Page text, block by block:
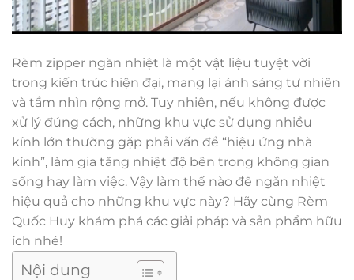
Rèm zipper ngăn nhiệt là một vật liệu tuyệt vời
trong kiến trúc hiện đại, mang lại ánh sáng tự nhiên
và tầm nhìn rộng mở. Tuy nhiên, nếu không được
xử lý đúng cách, những khu vực sử dụng nhiều
kính lớn thường gặp phải vấn đề “hiệu ứng nhà
kính”, làm gia tăng nhiệt độ bên trong không gian
sống hay làm việc. Vậy làm thế nào để ngăn nhiệt
hiệu quả cho những khu vực này? Hãy cùng Rèm
Quốc Huy khám phá các giải pháp và sản phẩm hữu
ích nhé!
Nội dung